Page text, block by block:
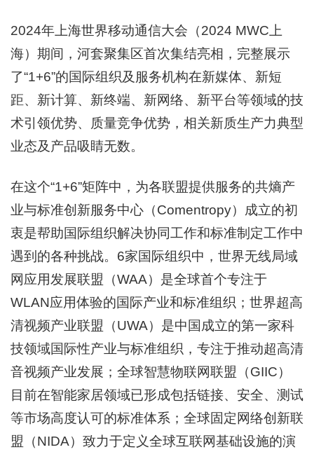
2024年上海世界移动通信大会（2024 MWC上
海）期间，河套聚集区首次集结亮相，完整展示
了“1+6”的国际组织及服务机构在新媒体、新短
距、新计算、新终端、新网络、新平台等领域的技
术引领优势、质量竞争优势，相关新质生产力典型
业态及产品吸睛无数。
在这个“1+6”矩阵中，为各联盟提供服务的共熵产
业与标准创新服务中心（Comentropy）成立的初
衷是帮助国际组织解决协同工作和标准制定工作中
遇到的各种挑战。6家国际组织中，世界无线局域
网应用发展联盟（WAA）是全球首个专注于
WLAN应用体验的国际产业和标准组织；世界超高
清视频产业联盟（UWA）是中国成立的第一家科
技领域国际性产业与标准组织，专注于推动超高清
音视频产业发展；全球智慧物联网联盟（GIIC）
目前在智能家居领域已形成包括链接、安全、测试
等市场高度认可的标准体系；全球固定网络创新联
盟（NIDA）致力于定义全球互联网基础设施的演